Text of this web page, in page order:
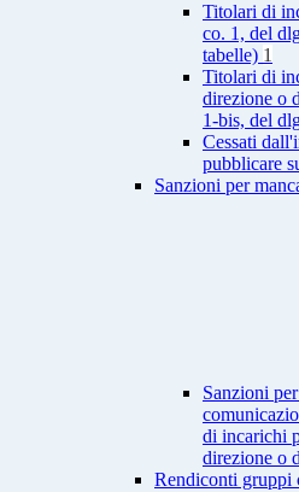
Titolari di
co. 1, del
tabelle) 1
Titolari di
direzione o
1-bis, del
Cessati
pubblicare
Sanzioni per
Sanzioni
di incarichi
direzione o
Rendiconti gruppi